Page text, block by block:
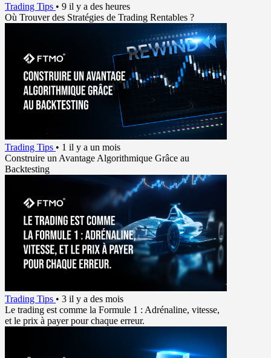
Trading Tips • 9 il y a des heures
Où Trouver des Stratégies de Trading Rentables ?
Trading Tips • 1 il y a un mois
Construire un Avantage Algorithmique Grâce au
Backtesting
Trading Tips • 3 il y a des mois
Le trading est comme la Formule 1 : Adrénaline, vitesse,
et le prix à payer pour chaque erreur.